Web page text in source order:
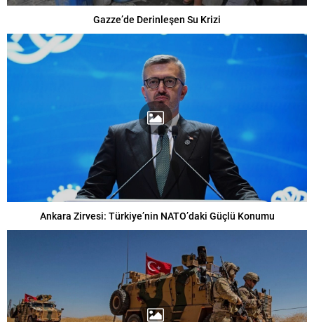
Gazze’de Derinleşen Su Krizi
Ankara Zirvesi: Türkiye’nin NATO’daki Güçlü Konumu